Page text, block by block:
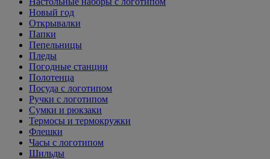
Новый год
Открывалки
Папки
Пепельницы
Пледы
Погодные станции
Полотенца
Посуда с логотипом
Ручки с логотипом
Сумки и рюкзаки
Термосы и термокружки
Флешки
Часы с логотипом
Шильды